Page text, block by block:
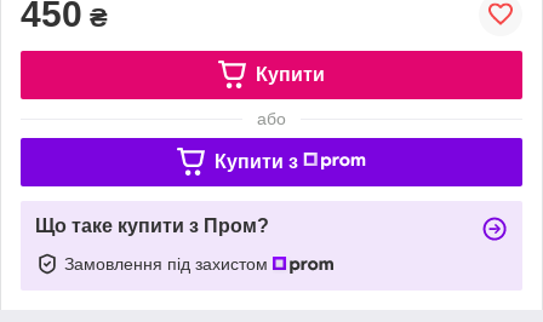
450 ₴
Купити
або
Купити з
Що таке купити з Пром?
Замовлення під захистом